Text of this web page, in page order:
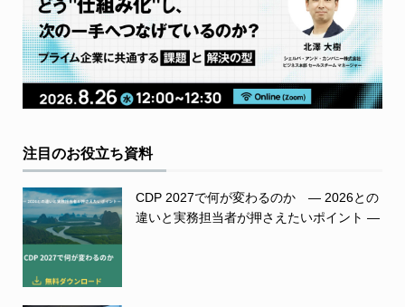
注目のお役立ち資料
CDP 2027で何が変わるのか ― 2026との
違いと実務担当者が押さえたいポイント ―